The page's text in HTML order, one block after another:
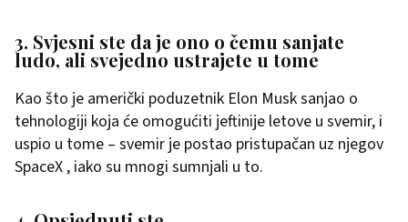
3. Svjesni ste da je ono o čemu sanjate
ludo, ali svejedno ustrajete u tome
Kao što je američki poduzetnik Elon Musk sanjao o
tehnologiji koja će omogućiti jeftinije letove u svemir, i
uspio u tome – svemir je postao pristupačan uz njegov
SpaceX , iako su mnogi sumnjali u to.